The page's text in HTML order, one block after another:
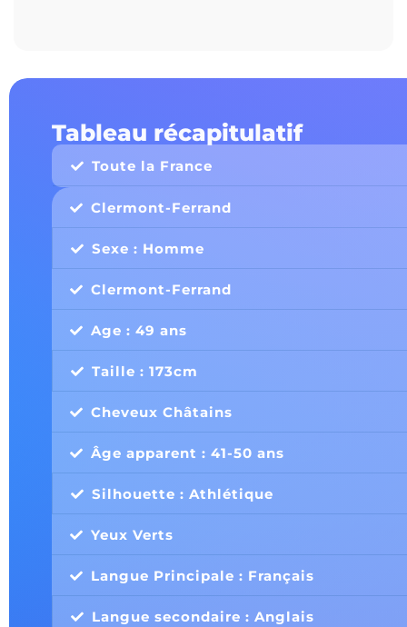
Tableau récapitulatif
Toute la France
Clermont-Ferrand
Sexe : Homme
Clermont-Ferrand
Age : 49 ans
Taille : 173cm
Cheveux Châtains
Âge apparent : 41-50 ans
Silhouette : Athlétique
Yeux Verts
Langue Principale : Français
Langue secondaire : Anglais